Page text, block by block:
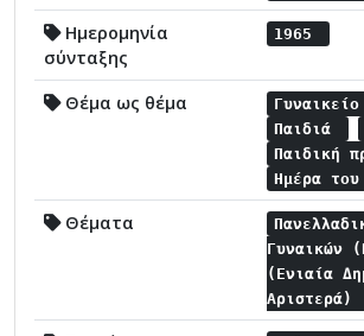
Ημερομηνία
σύνταξης
1965
Θέμα ως θέμα
Παιδιά
Παιδική
Ημέρα
Θέματα
Γυναικών
(Ενιαία
Αριστερά)